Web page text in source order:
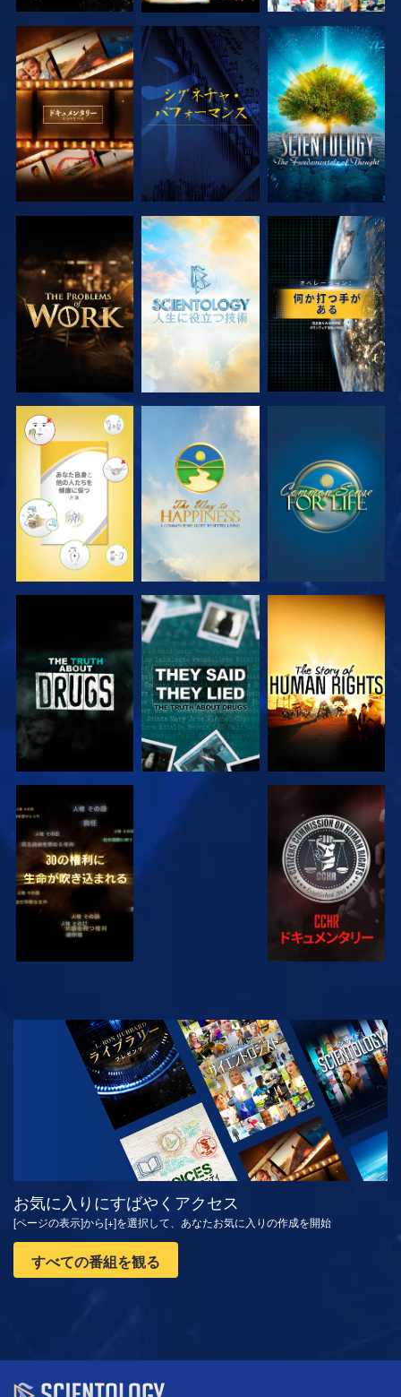
シリーズを探求 観る シリーズを探求
シリーズを探求 シリーズを探求 観る
観る 観る 観る
観る 観る
観る
観る シリーズを探求
お気に入りにすばやくアクセス
[ページの表示]から[+]を選択して、あなたお気に入りの作成を開始
すべての番組を観る